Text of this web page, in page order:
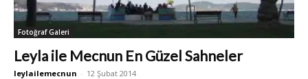
Fotoğraf Galeri
Leyla ile Mecnun En Güzel Sahneler
leylailemecnun - 12 Şubat 2014